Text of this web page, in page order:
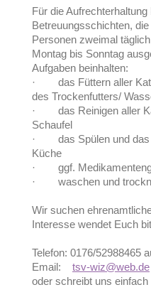
Für die
Betreuungsschichten,
Personen zweimal
Montag bis Sonntag
Aufgaben beinhalten:
· das Füttern aller
des Trockenfutters/
· das Reinigen aller
Schaufel
· das Spülen und das
Küche
· ggf.
· waschen und
Wir suchen
Interesse wendet Euch
Telefon: 0176/52988465
Email: tsv-wiz@web.de
oder schreibt uns